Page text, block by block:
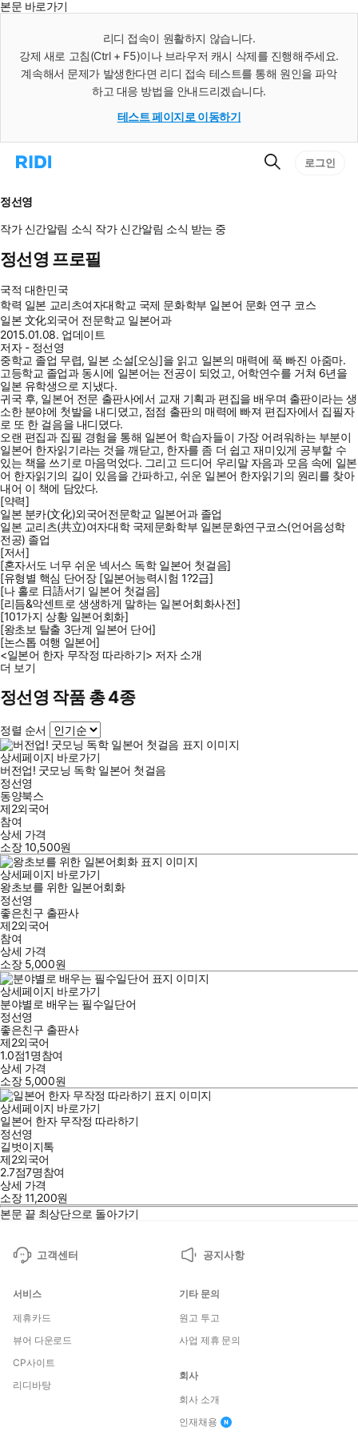
본문 바로가기
리디 접속이 원활하지 않습니다.
강제 새로 고침(Ctrl + F5)이나 브라우저 캐시 삭제를 진행해주세요.
계속해서 문제가 발생한다면 리디 접속 테스트를 통해 원인을 파악
하고 대응 방법을 안내드리겠습니다.
테스트 페이지로 이동하기
리
으
로
이
동
검
로그인
정선영
작가 신간알림 소식 작가 신간알림 소식 받는 중
정선영 프로필
국적 대한민국
학력 일본 교리츠여자대학교 국제 문화학부 일본어 문화 연구 코스
일본 文化외국어 전문학교 일본어과
2015.01.08. 업데이트
저자 - 정선영
중학교 졸업 무렵, 일본 소설[오싱]을 읽고 일본의 매력에 푹 빠진 아줌마.
고등학교 졸업과 동시에 일본어는 전공이 되었고, 어학연수를 거쳐 6년을
일본 유학생으로 지냈다.
귀국 후, 일본어 전문 출판사에서 교재 기획과 편집을 배우며 출판이라는 생
소한 분야에 첫발을 내디뎠고, 점점 출판의 매력에 빠져 편집자에서 집필자
로 또 한 걸음을 내디뎠다.
오랜 편집과 집필 경험을 통해 일본어 학습자들이 가장 어려워하는 부분이
일본어 한자읽기라는 것을 깨닫고, 한자를 좀 더 쉽고 재미있게 공부할 수
있는 책을 쓰기로 마음먹었다. 그리고 드디어 우리말 자음과 모음 속에 일본
어 한자읽기의 길이 있음을 간파하고, 쉬운 일본어 한자읽기의 원리를 찾아
내어 이 책에 담았다.
[약력]
일본 분카(文化)외국어전문학교 일본어과 졸업
일본 교리츠(共立)여자대학 국제문화학부 일본문화연구코스(언어음성학
전공) 졸업
[저서]
[혼자서도 너무 쉬운 넥서스 독학 일본어 첫걸음]
[유형별 핵심 단어장 [일본어능력시험 1?2급]
[나 홀로 日語서기 일본어 첫걸음]
[리듬&악센트로 생생하게 말하는 일본어회화사전]
[101가지 상황 일본어회화]
[왕초보 탈출 3단계 일본어 단어]
[논스톱 여행 일본어]
<일본어 한자 무작정 따라하기> 저자 소개
더 보기
정선영 작품 총 4종
정렬 순서
상세페이지 바로가기
버전업! 굿모닝 독학 일본어 첫걸음
정선영
동양북스
제2외국어
참여
상세 가격
소장10,500원
상세페이지 바로가기
왕초보를 위한 일본어회화
정선영
좋은친구 출판사
제2외국어
참여
상세 가격
소장 5,000원
상세페이지 바로가기
분야별로 배우는 필수일단어
정선영
좋은친구 출판사
제2외국어
1.0점1명참여
상세 가격
소장 5,000원
상세페이지 바로가기
일본어 한자 무작정 따라하기
정선영
길벗이지톡
제2외국어
2.7점7명참여
상세 가격
소장11,200원
본문 끝 최상단으로 돌아가기
고객센터 공지사항
서비스
제휴카드
뷰어 다운로드
CP사이트
리디바탕
기타 문의
원고 투고
사업 제휴 문의
회사
회사 소개
인재채용